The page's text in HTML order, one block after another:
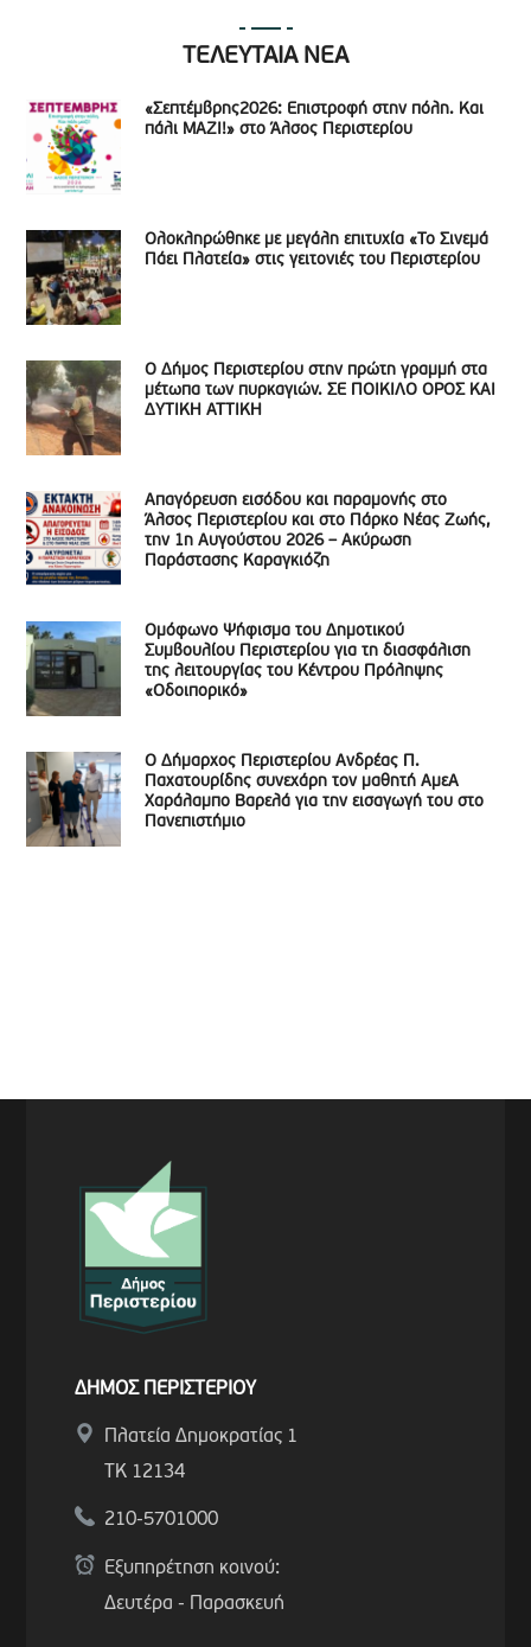
ΤΕΛΕΥΤΑΙΑ ΝΕΑ
«Σεπτέμβρης2026: Επιστροφή στην πόλη. Και
πάλι ΜΑΖΙ!» στο Άλσος Περιστερίου
Ολοκληρώθηκε με μεγάλη επιτυχία «Το Σινεμά
Πάει Πλατεία» στις γειτονιές του Περιστερίου
Ο Δήμος Περιστερίου στην πρώτη γραμμή στα
μέτωπα των πυρκαγιών. ΣΕ ΠΟΙΚΙΛΟ ΟΡΟΣ ΚΑΙ
ΔΥΤΙΚΗ ΑΤΤΙΚΗ
Απαγόρευση εισόδου και παραμονής στο
Άλσος Περιστερίου και στο Πάρκο Νέας Ζωής,
την 1η Αυγούστου 2026 – Ακύρωση
Παράστασης Καραγκιόζη
Ομόφωνο Ψήφισμα του Δημοτικού
Συμβουλίου Περιστερίου για τη διασφάλιση
της λειτουργίας του Κέντρου Πρόληψης
«Οδοιπορικό»
Ο Δήμαρχος Περιστερίου Ανδρέας Π.
Παχατουρίδης συνεχάρη τον μαθητή ΑμεΑ
Χαράλαμπο Βαρελά για την εισαγωγή του στο
Πανεπιστήμιο
ΔΗΜΟΣ ΠΕΡΙΣΤΕΡΙΟΥ
Πλατεία Δημοκρατίας 1
ΤΚ 12134
210-5701000
Εξυπηρέτηση κοινού:
Δευτέρα - Παρασκευή